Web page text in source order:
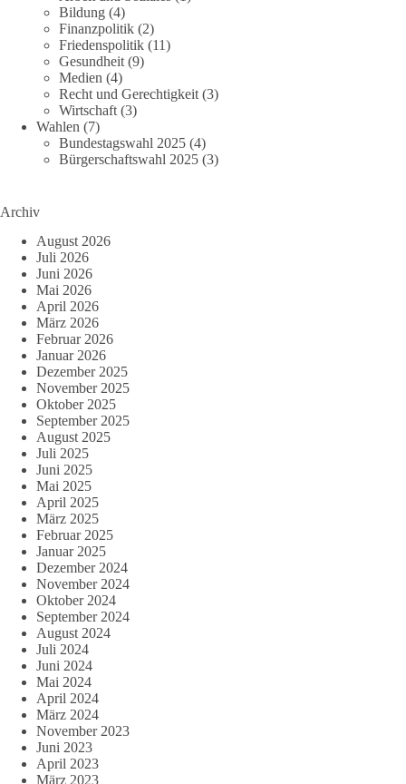
Bildung (4)
Finanzpolitik (2)
Friedenspolitik (11)
Gesundheit (9)
Medien (4)
Recht und Gerechtigkeit (3)
Wirtschaft (3)
Wahlen (7)
Bundestagswahl 2025 (4)
Bürgerschaftswahl 2025 (3)
Archiv
August 2026
Juli 2026
Juni 2026
Mai 2026
April 2026
März 2026
Februar 2026
Januar 2026
Dezember 2025
November 2025
Oktober 2025
September 2025
August 2025
Juli 2025
Juni 2025
Mai 2025
April 2025
März 2025
Februar 2025
Januar 2025
Dezember 2024
November 2024
Oktober 2024
September 2024
August 2024
Juli 2024
Juni 2024
Mai 2024
April 2024
März 2024
November 2023
Juni 2023
April 2023
März 2023